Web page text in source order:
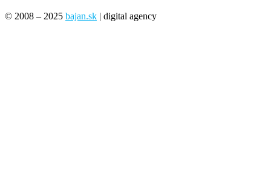
© 2008 – 2025 bajan.sk | digital agency